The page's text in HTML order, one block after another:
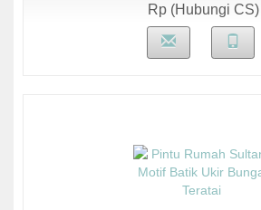
Rp (Hubungi CS)